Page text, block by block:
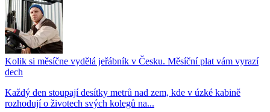
Kolik si měsíčne vydělá jeřábník v Česku. Měsíční plat vám vyrazí
dech
Každý den stoupají desítky metrů nad zem, kde v úzké kabině
rozhodují o životech svých kolegů na...